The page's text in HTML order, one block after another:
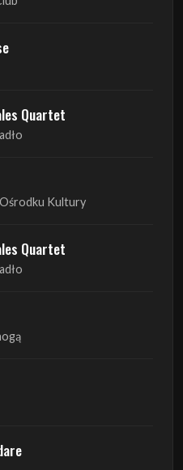
Quartet
Kultury
Quartet
Koncertowe